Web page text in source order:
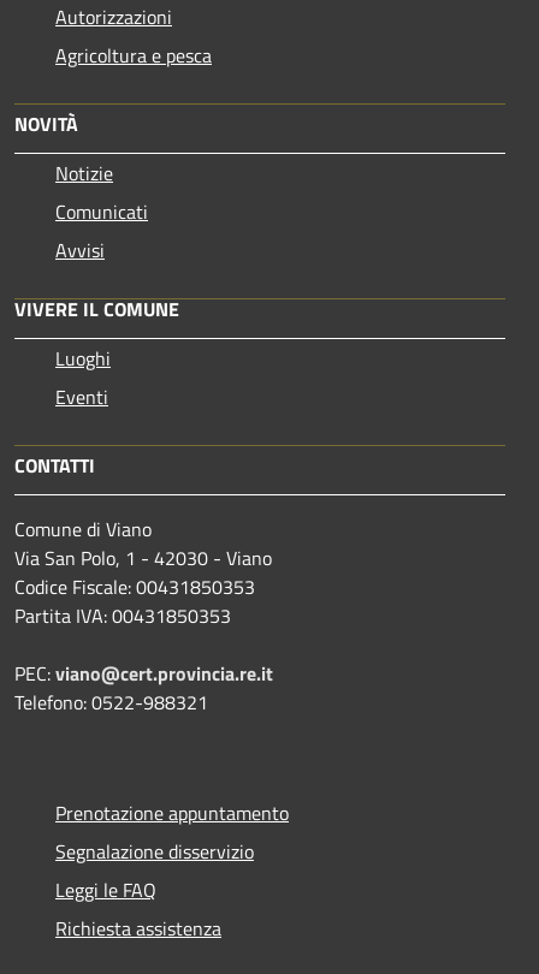
Autorizzazioni
Agricoltura e pesca
NOVITÀ
Notizie
Comunicati
Avvisi
VIVERE IL COMUNE
Luoghi
Eventi
CONTATTI
Comune di Viano
Via San Polo, 1 - 42030 - Viano
Codice Fiscale: 00431850353
Partita IVA: 00431850353
PEC:viano@cert.provincia.re.it
Telefono: 0522-988321
Prenotazione appuntamento
Segnalazione disservizio
Leggi le FAQ
Richiesta assistenza